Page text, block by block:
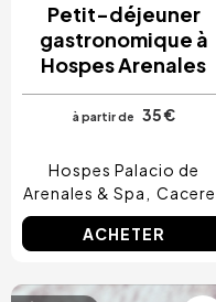
Petit-déjeuner
gastronomique à
Hospes Arenales
à partir de 35 €
Hospes Palacio de
Arenales & Spa
ACHETER